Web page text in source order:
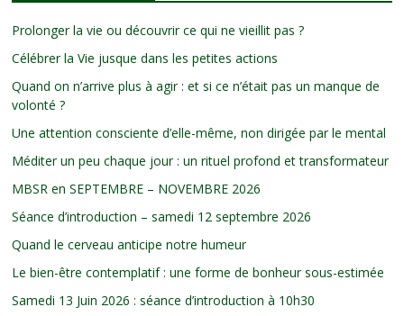
Prolonger la vie ou découvrir ce qui ne vieillit pas ?
Célébrer la Vie jusque dans les petites actions
Quand on n’arrive plus à agir : et si ce n’était pas un manque de
volonté ?
Une attention consciente d’elle-même, non dirigée par le mental
Méditer un peu chaque jour : un rituel profond et transformateur
MBSR en SEPTEMBRE – NOVEMBRE 2026
Séance d’introduction – samedi 12 septembre 2026
Quand le cerveau anticipe notre humeur
Le bien-être contemplatif : une forme de bonheur sous-estimée
Samedi 13 Juin 2026 : séance d’introduction à 10h30